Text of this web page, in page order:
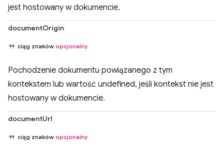
jest hostowany w dokumencie.
documentOrigin
ciąg znaków opcjonalny
Pochodzenie dokumentu powiązanego z tym
kontekstem lub wartość undefined, jeśli kontekst nie jest
hostowany w dokumencie.
documentUrl
ciąg znaków opcjonalny